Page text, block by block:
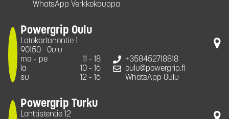
WhatsApp Verkkokauppa
Powergrip Oulu
Latokartanontie 1
90150
Oulu
ma - pe
11 - 18
la
10 - 16
su
12 - 16
+358452718818
oulu@powergrip.fi
WhatsApp Oulu
Powergrip Turku
Lonttistentie 12